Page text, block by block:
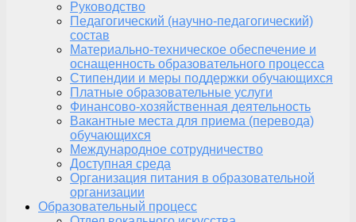
Руководство
Педагогический (научно-педагогический)
состав
Материально-техническое обеспечение и
оснащенность образовательного процесса
Стипендии и меры поддержки обучающихся
Платные образовательные услуги
Финансово-хозяйственная деятельность
Вакантные места для приема (перевода)
обучающихся
Международное сотрудничество
Доступная среда
Организация питания в образовательной
организации
Образовательный процесс